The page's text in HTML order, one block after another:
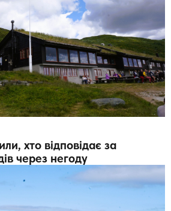
хто відповідає за
через негоду